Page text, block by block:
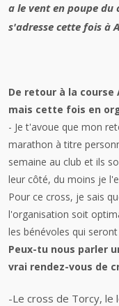
a le vent en poupe du
s'adresse cette fois à
De retour à la course
mais cette fois en
- Je t'avoue que mon
marathon à titre
semaine au club et ils
leur côté, du moins je
Pour ce cross, je sais
l'organisation soit
les bénévoles qui
Peux-tu nous parler
vrai rendez-vous de
-Le cross de Torcy, le